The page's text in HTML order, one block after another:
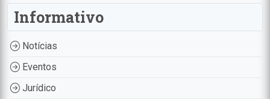
Informativo
Notícias
Eventos
Jurídico